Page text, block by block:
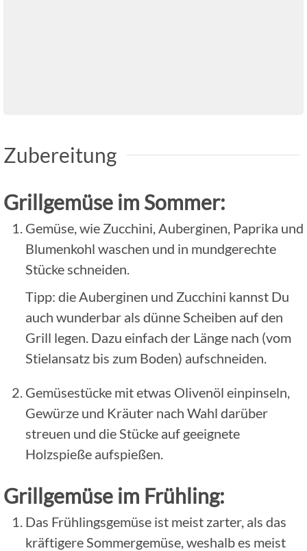
Zubereitung
Grillgemüse im Sommer:
Gemüse, wie Zucchini, Auberginen, Paprika und
Blumenkohl waschen und in mundgerechte
Stücke schneiden.
Tipp: die Auberginen und Zucchini kannst Du
auch wunderbar als dünne Scheiben auf den
Grill legen. Dazu einfach der Länge nach (vom
Stielansatz bis zum Boden) aufschneiden.
Gemüsestücke mit etwas Olivenöl einpinseln,
Gewürze und Kräuter nach Wahl darüber
streuen und die Stücke auf geeignete
Holzspieße aufspießen.
Grillgemüse im Frühling:
Das Frühlingsgemüse ist meist zarter, als das
kräftigere Sommergemüse, weshalb es meist